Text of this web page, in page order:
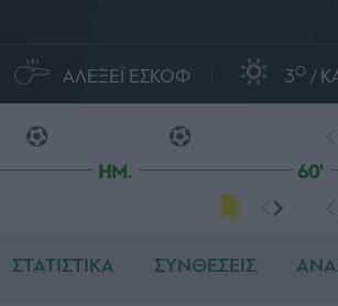
ΑΛΕΞΕΪ ΕΣΚΟΦ 3O
HM. 60'
ΣΤΑΤΙΣΤΙΚΑ ΣΥΝΘΕΣΕΙΣ